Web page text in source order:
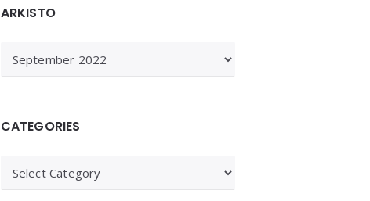
ARKISTO
CATEGORIES